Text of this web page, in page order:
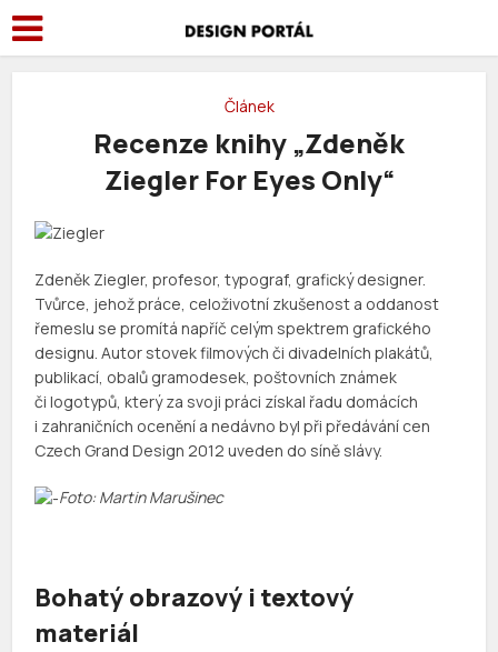
Článek
Recenze knihy „Zdeněk
Ziegler For Eyes Only“
Zdeněk Ziegler, profesor, typograf, grafický designer.
Tvůrce, jehož práce, celoživotní zkušenost a oddanost
řemeslu se promítá napříč celým spektrem grafického
designu. Autor stovek filmových či divadelních plakátů,
publikací, obalů gramodesek, poštovních známek
či logotypů, který za svoji práci získal řadu domácích
i zahraničních ocenění a nedávno byl při předávání cen
Czech Grand Design 2012 uveden do síně slávy.
Foto: Martin Marušinec
Bohatý obrazový i textový
materiál